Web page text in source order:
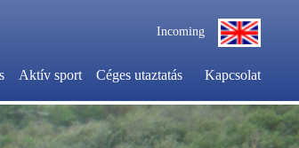
Incoming
Aktív sport Céges utaztatás Kapcsolat